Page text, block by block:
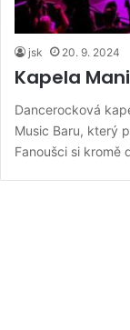
jsk 20. 9. 2024
Kapela
Dancerocková
Music Baru, který
Fanoušci si kromě